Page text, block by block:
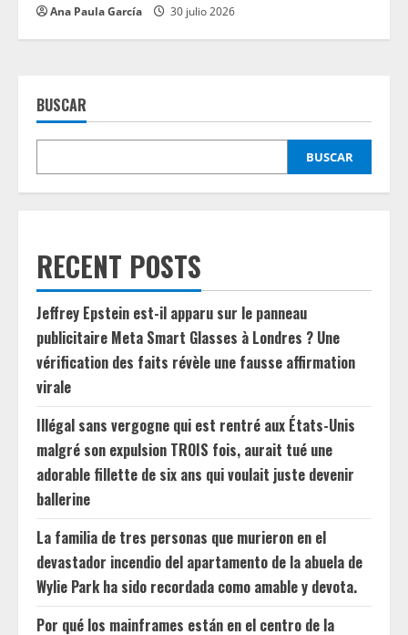
Ana Paula García 30 julio 2026
BUSCAR
BUSCAR
RECENT POSTS
Jeffrey Epstein est-il apparu sur le panneau
publicitaire Meta Smart Glasses à Londres ? Une
vérification des faits révèle une fausse affirmation
virale
Illégal sans vergogne qui est rentré aux États-Unis
malgré son expulsion TROIS fois, aurait tué une
adorable fillette de six ans qui voulait juste devenir
ballerine
La familia de tres personas que murieron en el
devastador incendio del apartamento de la abuela de
Wylie Park ha sido recordada como amable y devota.
Por qué los mainframes están en el centro de la